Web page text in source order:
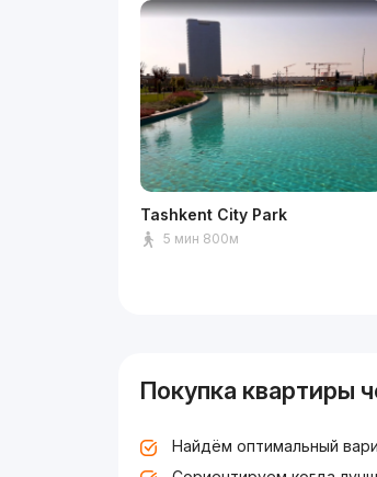
Tashkent City Park
5 мин 800м
Покупка квартиры
Найдём оптимальный